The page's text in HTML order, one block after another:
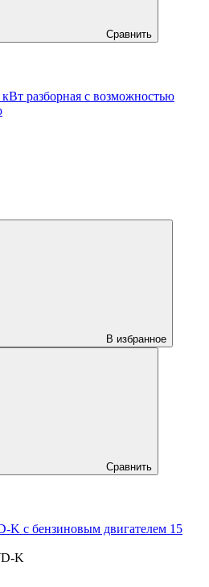
Сравнить
разборная с возможностью
В избранное
Сравнить
K с бензиновым двигателем 15
K